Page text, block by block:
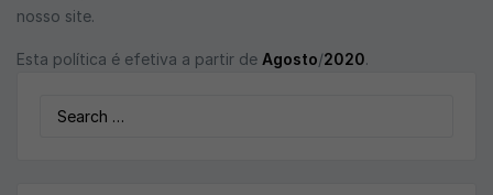
Search
nosso site.
Esta política é efetiva a partir de Agosto/2020.